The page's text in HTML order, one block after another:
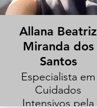
Allana Beatriz
Miranda dos
Santos
Especialista em
Cuidados
Intensivos pela